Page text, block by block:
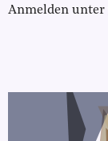
Anmelden unter